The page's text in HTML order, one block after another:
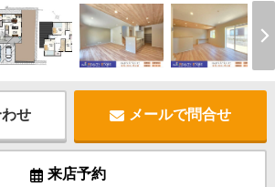
せ メールで問合せ
来店予約